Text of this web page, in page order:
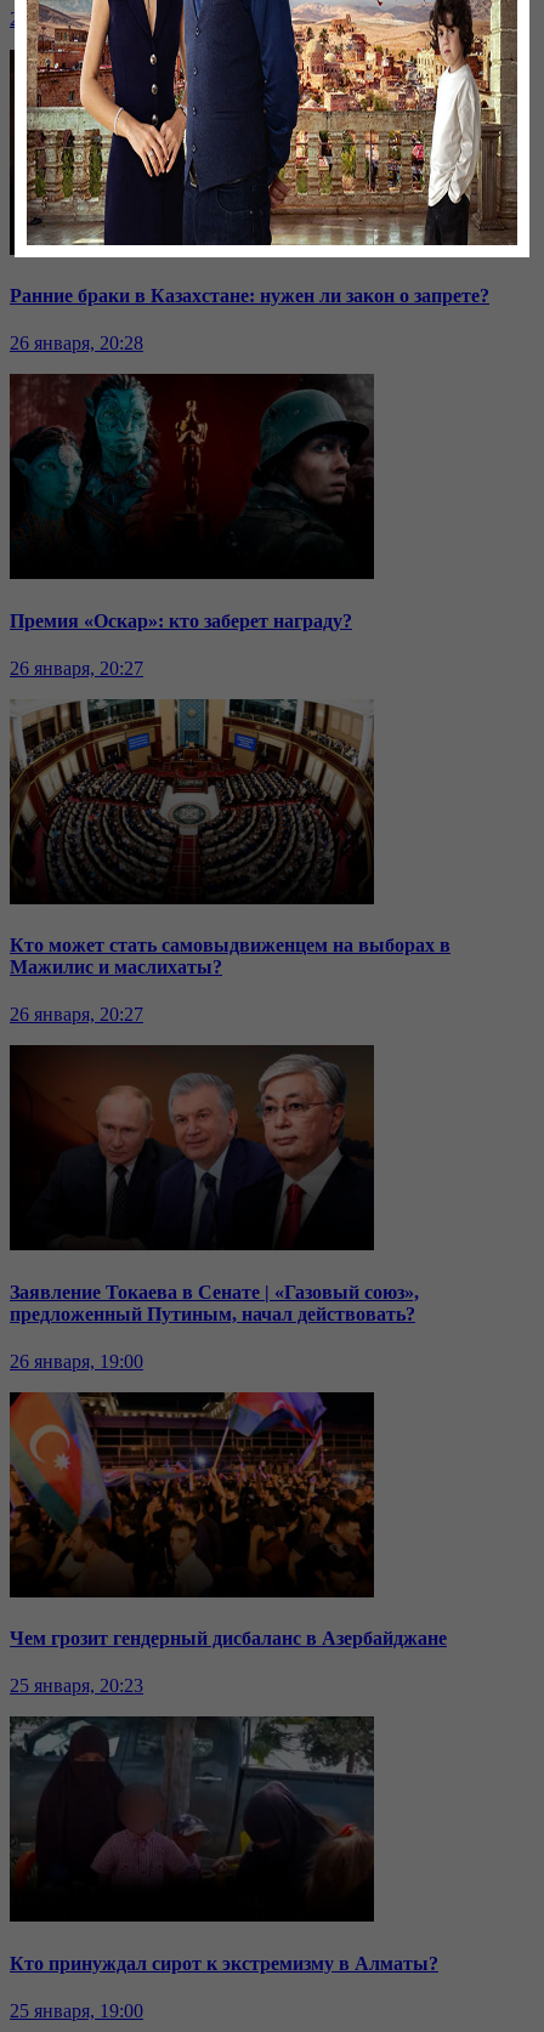
26 января, 20:28
Ранние браки в Казахстане: нужен ли закон о запрете?
26 января, 20:28
Премия «Оскар»: кто заберет награду?
26 января, 20:27
Кто может стать самовыдвиженцем на выборах в
Мажилис и маслихаты?
26 января, 20:27
Заявление Токаева в Сенате | «Газовый союз»,
предложенный Путиным, начал действовать?
26 января, 19:00
Чем грозит гендерный дисбаланс в Азербайджане
25 января, 20:23
Кто принуждал сирот к экстремизму в Алматы?
25 января, 19:00